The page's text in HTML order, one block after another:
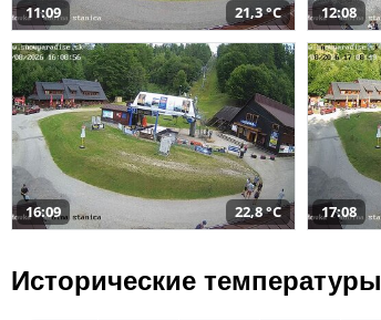
11:09 21,3 °C 12:08
16:09 22,8 °C 17:08
Исторические температуры